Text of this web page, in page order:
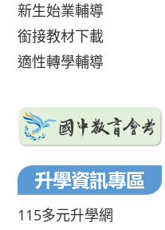
新生始業輔導
銜接教材下載
適性轉學輔導
115多元升學網